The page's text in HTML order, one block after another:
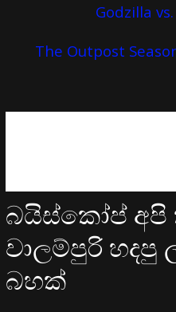
Godzilla
The Outpost
බයිස්කෝප්
වාලම්පුරි
බහක්